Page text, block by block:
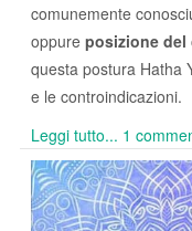
comunemente
oppure posizione del
questa postura Hatha
e le controindicazioni.
Leggi tutto... 1